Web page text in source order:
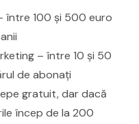
între 100 și 500 euro
– între 10 și 50
de abonați
gratuit, dar dacă
încep de la 200